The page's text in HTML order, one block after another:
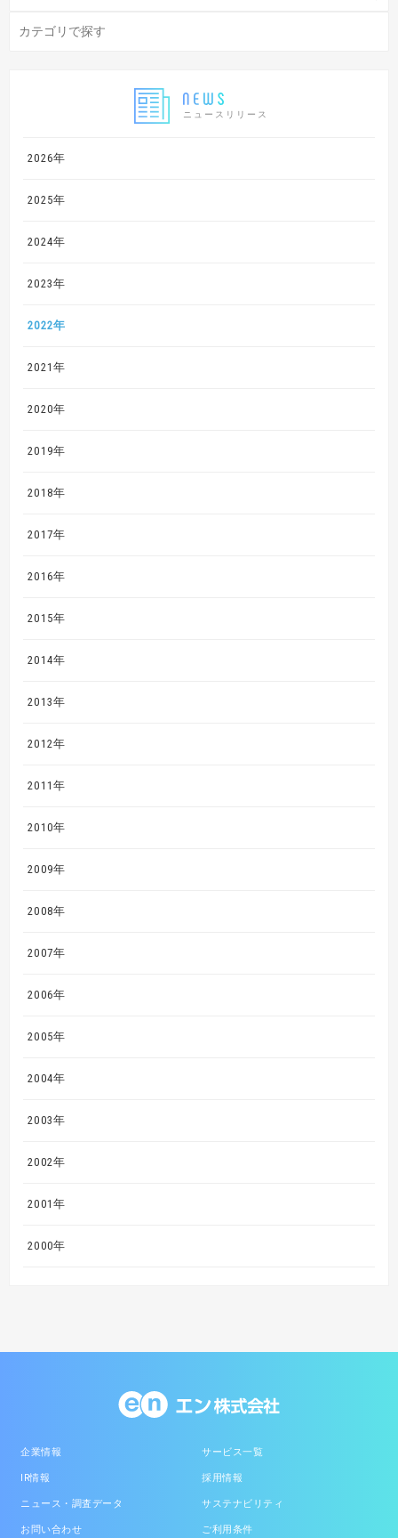
ニュースリリース
2026年
2025年
2024年
2023年
2022年
2021年
2020年
2019年
2018年
2017年
2016年
2015年
2014年
2013年
2012年
2011年
2010年
2009年
2008年
2007年
2006年
2005年
2004年
2003年
2002年
2001年
2000年
企業情報 サービス一覧
IR情報 採用情報
ニュース・調査データ サステナビリティ
お問い合わせ ご利用条件